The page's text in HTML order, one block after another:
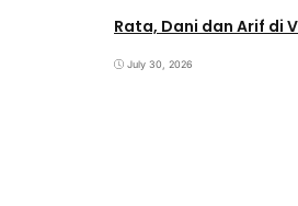
Rata, Dani dan Arif di
July 30, 2026